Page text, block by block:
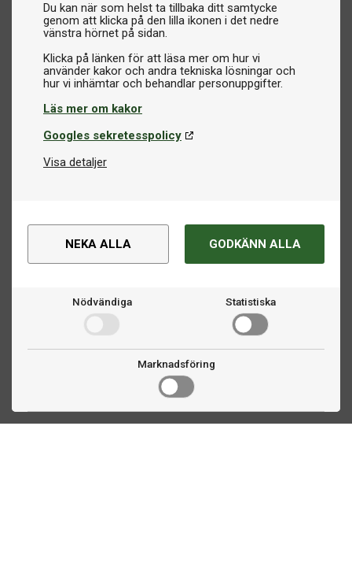
Du kan när som helst ta tillbaka ditt samtycke
genom att klicka på den lilla ikonen i det nedre
vänstra hörnet på sidan.
Klicka på länken för att läsa mer om hur vi
använder kakor och andra tekniska lösningar och
Läs mer om kakor
Googles sekretesspolicy
Visa detaljer
NEKA ALLA GODKÄNN ALLA
Nödvändiga Statistiska
Marknadsföring